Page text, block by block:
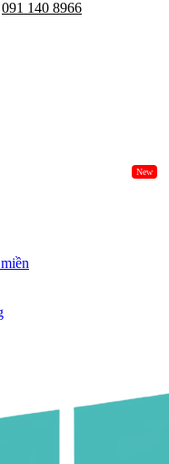
091 140 8966
New